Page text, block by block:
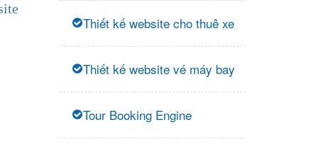
Thiết kế website cho thuê xe
Thiết kế website vé máy bay
Tour Booking Engine